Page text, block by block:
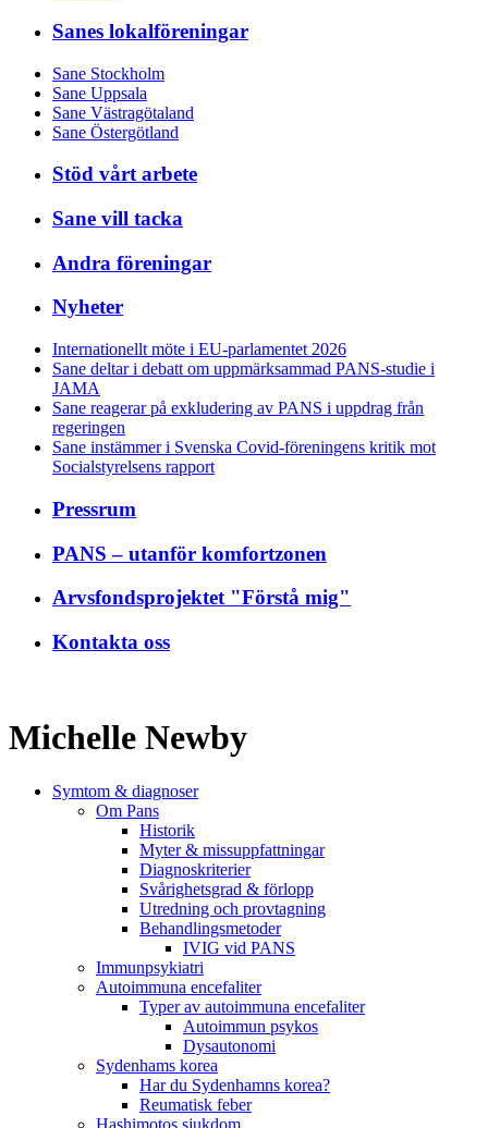
Sanes lokalföreningar
Sane Stockholm
Sane Uppsala
Sane Västragötaland
Sane Östergötland
Stöd vårt arbete
Sane vill tacka
Andra föreningar
Nyheter
Internationellt möte i EU-parlamentet 2026
Sane deltar i debatt om uppmärksammad PANS-studie i
JAMA
Sane reagerar på exkludering av PANS i uppdrag från
regeringen
Sane instämmer i Svenska Covid-föreningens kritik mot
Socialstyrelsens rapport
Pressrum
PANS – utanför komfortzonen
Arvsfondsprojektet "Förstå mig"
Kontakta oss
Michelle Newby
Symtom & diagnoser
Om Pans
Historik
Myter & missuppfattningar
Diagnoskriterier
Svårighetsgrad & förlopp
Utredning och provtagning
Behandlings­metoder
IVIG vid PANS
Immunpsykiatri
Autoimmuna encefaliter
Typer av autoimmuna encefaliter
Autoimmun psykos
Dysautonomi
Sydenhams korea
Har du Sydenhamns korea?
Reumatisk feber
Hashimotos sjukdom